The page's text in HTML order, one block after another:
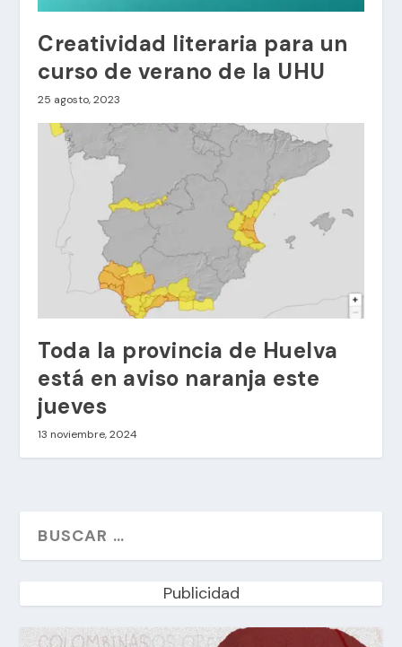
Creatividad literaria para un
curso de verano de la UHU
25 agosto, 2023
Toda la provincia de Huelva
está en aviso naranja este
jueves
13 noviembre, 2024
Publicidad